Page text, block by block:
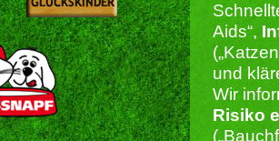
Aids“,
und
Wir
Risiko